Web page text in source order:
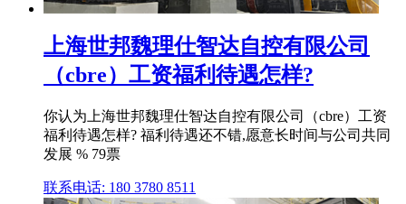
上海世邦魏理仕智达自控有限公司
（cbre）工资福利待遇怎样?
你认为上海世邦魏理仕智达自控有限公司（cbre）工资
福利待遇怎样? 福利待遇还不错,愿意长时间与公司共同
发展 % 79票
联系电话: 180 3780 8511